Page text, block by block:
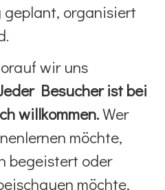
organisiert
wir uns
Besucher ist bei
willkommen.Wer
möchte,
begeistert oder
möchte,